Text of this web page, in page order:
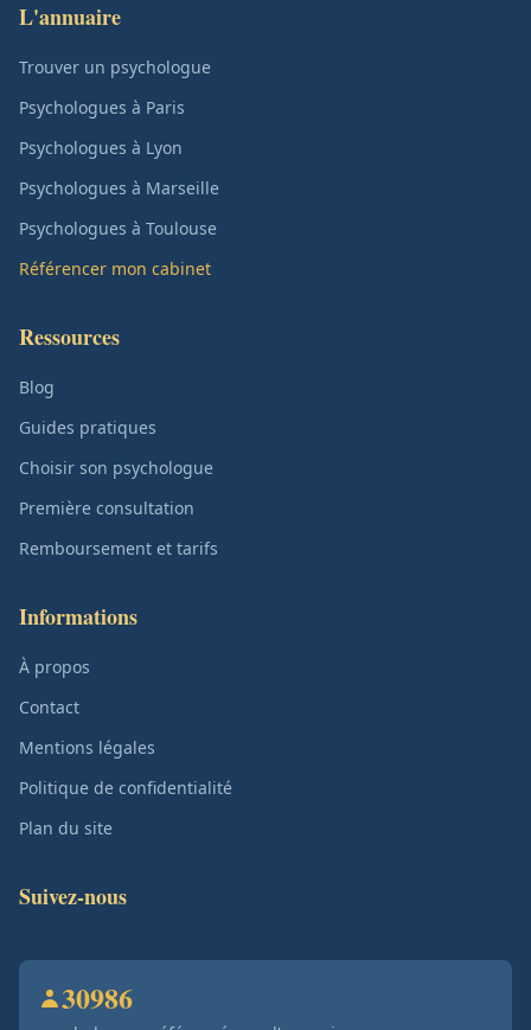
L'annuaire
Trouver un psychologue
Psychologues à Paris
Psychologues à Lyon
Psychologues à Marseille
Psychologues à Toulouse
Référencer mon cabinet
Ressources
Blog
Guides pratiques
Choisir son psychologue
Première consultation
Remboursement et tarifs
Informations
À propos
Contact
Mentions légales
Politique de confidentialité
Plan du site
Suivez-nous
30986